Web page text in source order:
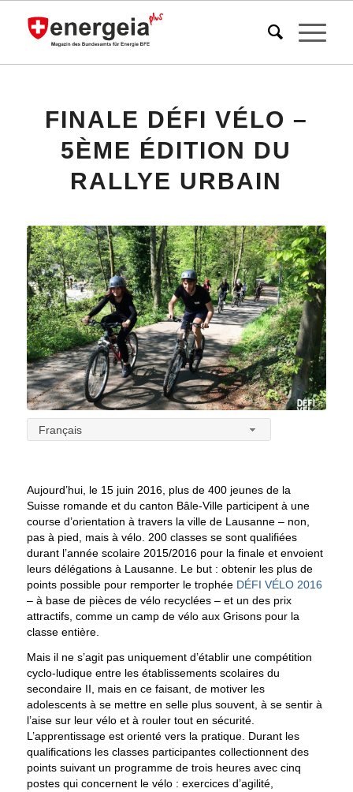
FINALE DÉFI VÉLO –
5ÈME ÉDITION DU
RALLYE URBAIN
Français
Aujourd’hui, le 15 juin 2016, plus de 400 jeunes de la
Suisse romande et du canton Bâle-Ville participent à une
course d’orientation à travers la ville de Lausanne – non,
pas à pied, mais à vélo. 200 classes se sont qualifiées
durant l’année scolaire 2015/2016 pour la finale et envoient
leurs délégations à Lausanne. Le but : obtenir les plus de
points possible pour remporter le trophée DÉFI VÉLO 2016
– à base de pièces de vélo recyclées – et un des prix
attractifs, comme un camp de vélo aux Grisons pour la
classe entière.
Mais il ne s’agit pas uniquement d’établir une compétition
cyclo-ludique entre les établissements scolaires du
secondaire II, mais en ce faisant, de motiver les
adolescents à se mettre en selle plus souvent, à se sentir à
l’aise sur leur vélo et à rouler tout en sécurité.
L’apprentissage est orienté vers la pratique. Durant les
qualifications les classes participantes collectionnent des
points suivant un programme de trois heures avec cinq
postes qui concernent le vélo : exercices d’agilité,